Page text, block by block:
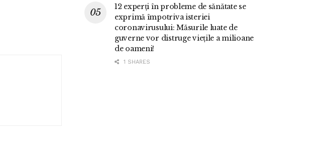
12 experți în probleme de sănătate se
exprimă împotriva isteriei
coronavirusului: Măsurile luate de
guverne vor distruge viețile a milioane
de oameni!
1 SHARES